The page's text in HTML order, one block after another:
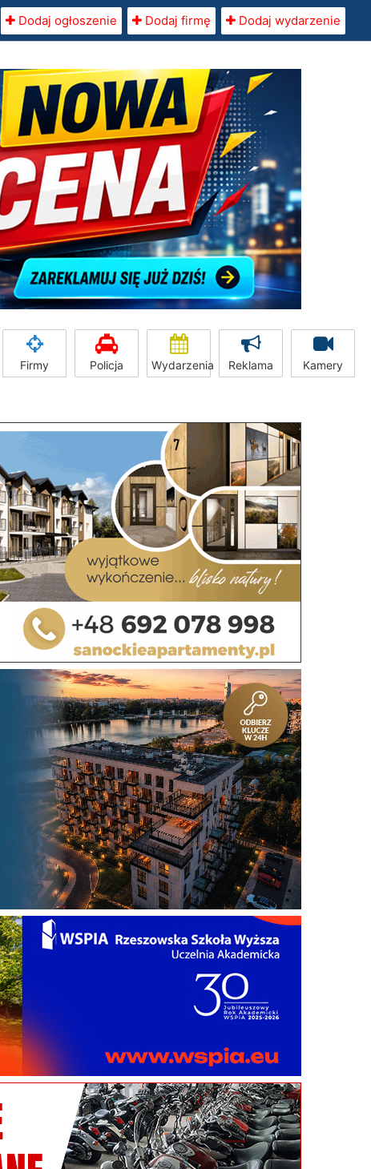
Dodaj ogłoszenie Dodaj firmę Dodaj wydarzenie
Firmy Policja Wydarzenia Reklama Kamery